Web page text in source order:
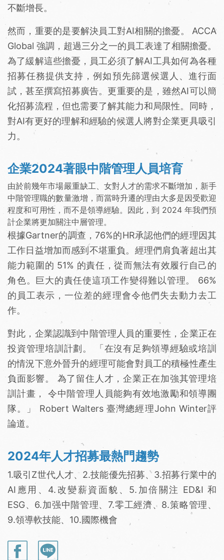
不斷增長。
然而，重要的是要解決員工對AI相關的擔憂。 ACCA
Global 強調，超過三分之一的員工表達了相關擔憂。
為了緩解這些擔憂，員工必須了解AI工具如何為各種
招募任務提供支持，例如預先篩選候選人、進行面
試，甚至撰寫招募廣告。更重要的是，雖然AI可以簡
化招募流程，但也需要了解其能力和局限性。同時，
對AI有更好的理解和經驗的候選人將對企業更具吸引
力。
企業2024著眼中階管理人員培育
由於前幾年市場嚴重缺工、女對人才的需求不斷增加，新手
中階管理職的數量激增，而當時升遷的理由大多是因受歡迎
程度和可用性，而不是領導經驗。因此，到 2024 年我們預
計企業將更加關注中層管理。
根據Gartner的調查，76%的HR承認他們的經理因其
工作日益增加而感到不堪重負。經理們肩負著超出其
能力範圍的 51% 的責任，從而無法有效履行自己的
角色。巨大的責任使這項工作變得難以管理。 66%
的員工表示，一位差的經理會令他們失去動力去工
作。
對此，企業認識到中階管理人員的重要性，企業正在
投資管理培訓計劃。 「在沒有足夠領導經驗或培訓
的情況下意外晉升的經理可能會對員工的積極性產生
負面影響。 為了留住人才，企業正在加強其管理培
訓計畫， 令中階管理人員能夠有效地激勵和領導團
隊。」 Robert Walters 臺灣總經理John Winter評
論道。
2024年人才招募最熱門趨勢
1.吸引Z世代人才、2.技能優先招募、3.招募行業中的
AI應用、4.改變薪資面貌、5.加倍關注 ED&I 和
ESG、6.加强中階管理、7.零工經濟、8.策略管理、
9.領導軟技能、10.國際機會